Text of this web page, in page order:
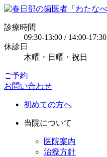
診療時間
09:30-13:00 / 14:00-17:30
休診日
木曜・日曜・祝日
ご予約
お問い合わせ
初めての方へ
当院について
医院案内
治療方針